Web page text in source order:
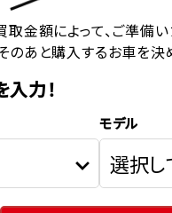
金額によって、ご準備
のあと購入するお車を決
力！
モデル